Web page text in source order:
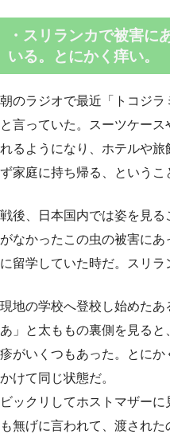
・ スリランカで被害に
いる。とにかく痒い。
朝のラジオで最近「トコジラ
と言っていた。スーツケー
れるようになり、ホテルや
ず家庭に持ち帰る、というこ
戦後、日本国内では姿を見
がなかったこの虫の被害に
に留学していた時だ。スリラ
現地の学校へ登校し始めた
あ」と太ももの裏側を見る
疹がいくつもあった。とに
かけて同じ状態だ。
ビックリしてホストマザー
も無げに言われて、渡され